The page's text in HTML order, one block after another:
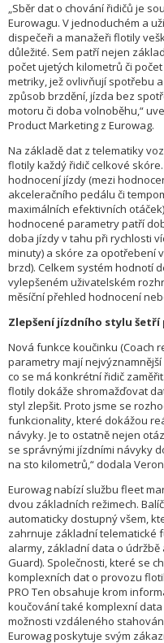
„Sběr dat o chování řidičů je
Eurowagu. V jednoduchém a
dispečeři a manažeři flotily
důležité. Sem patří nejen
počet ujetých kilometrů či
metriky, jež ovlivňují spotřebu
způsob brzdění, jízda bez
motoru či doba volnoběhu,“
Product Marketing z Eurowag.
Na základě dat z telematiky
flotily každý řidič celkové
hodnocení jízdy (mezi
akceleračního pedálu či
maximálních efektivních
hodnocené parametry patří
doba jízdy v tahu při rychlosti
minuty) a skóre za opotřebení
brzd). Celkem systém hodnotí
vylepšeném uživatelském
měsíční přehled hodnocení
Zlepšení jízdního stylu šetří
Nová funkce koučinku (Coach
parametry mají
co se má konkrétní řidič
flotily dokáže shromažďovat
styl zlepšit. Proto jsme se
funkcionality, které dokážou
návyky. Je to ostatně nejen
se správnými jízdními návyky
na sto kilometrů,“ dodala
Eurowag nabízí službu fleet
dvou základních režimech.
automaticky dostupný všem,
zahrnuje základní telematické
alarmy, základní data o
Guard). Společnosti, které se
komplexních dat o provozu
PRO Ten obsahuje krom
koučování také komplexní data
možnosti vzdáleného
Eurowag poskytuje svým